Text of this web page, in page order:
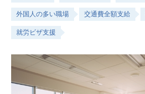
外国人の多い職場 交通費全額支給
就労ビザ支援